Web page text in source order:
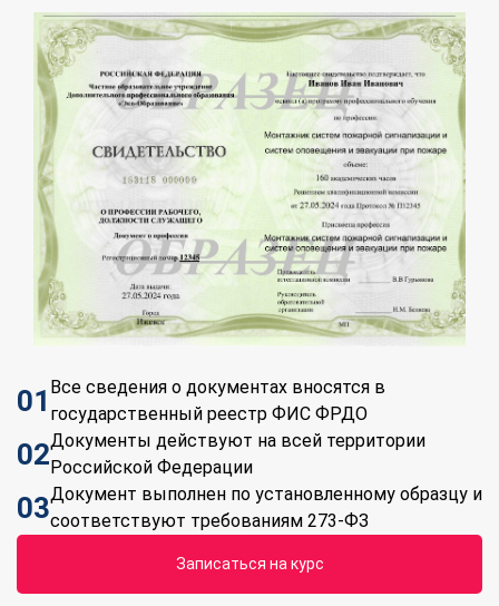
01 Все сведения о документах вносятся в
государственный реестр ФИС ФРДО
02Документы действуют на всей территории
Российской Федерации
03Документ выполнен по установленному образцу и
соответствуют требованиям 273-ФЗ
Записаться на курс